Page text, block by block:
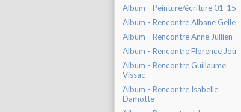
Album - Peinture/écriture 01-15
Album - Rencontre Albane Gelle
Album - Rencontre Anne Jullien
Album - Rencontre Florence Jou
Album - Rencontre Guillaume
Vissac
Album - Rencontre Isabelle
Damotte